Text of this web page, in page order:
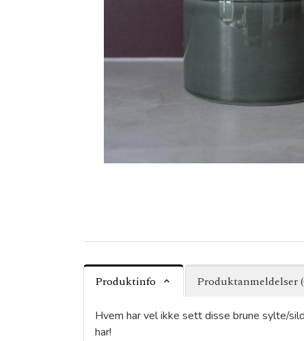
Produktinfo Produktanmeldelser
Hvem har vel ikke sett disse brune sylte/
har!